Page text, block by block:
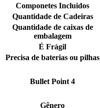
Componetes Incluidos
Quantidade de Cadeiras
Quantidade de caixas de
embalagem
É Frágil
Precisa de baterias ou pilhas
Bullet Point 4
Gênero